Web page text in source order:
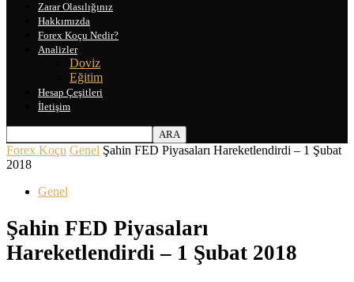
Zarar Olasılığınız
Hakkımızda
Forex Koçu Nedir?
Analizler
Doviz
Eğitim
Hesap Çeşitleri
İletişim
Forex Koçu Genel Şahin FED Piyasaları Hareketlendirdi – 1 Şubat
2018
Genel
Şahin FED Piyasaları
Hareketlendirdi – 1 Şubat 2018